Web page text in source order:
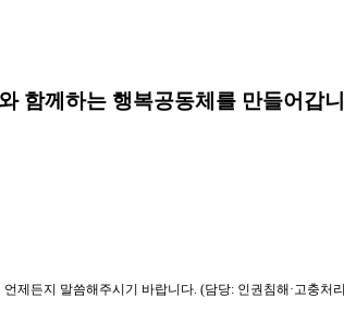
함께하는 행복공동체를 만들어갑
제든지 말씀해주시기 바랍니다. (담당: 인권침해·고충처